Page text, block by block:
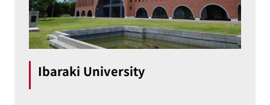
Ibaraki University